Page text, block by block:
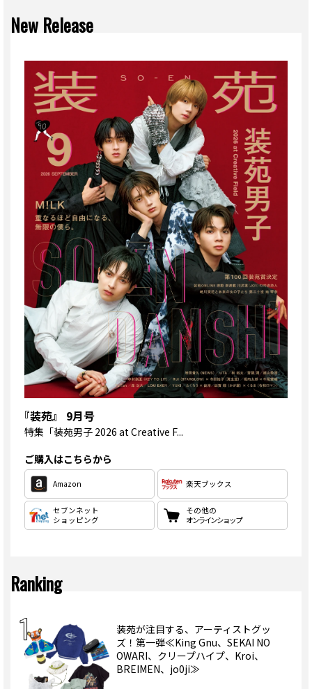
New Release
『装苑』 9月号
特集 「装苑男子 2026 at Creative F...
ご購入はこちらから
Amazon 楽天ブックス
セブンネット
ショッピング
その他の
オンラインショップ
Ranking
装苑が注目する、アーティストグッ
ズ！第一弾≪King Gnu、SEKAI NO
OWARI、クリープハイプ、Kroi、
BREIMEN、jo0ji≫